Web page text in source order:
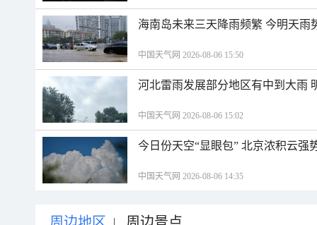
海南岛未来三天降雨频繁 今明天雨
中国天气网 2026-08-06 15:50
河北雷雨发展部分地区有中到大雨
中国天气网 2026-08-06 15:02
今日份天空“显眼包” 北京浓积云强
中国天气网 2026-08-06 14:35
|